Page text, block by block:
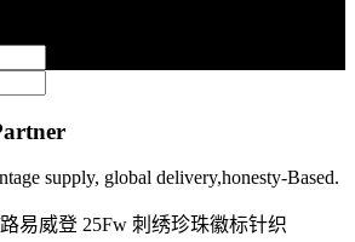
supply, global delivery,honesty-Based.